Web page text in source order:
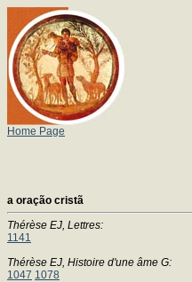
Home Page
a oração cristã
Thérèse EJ, Lettres:
1141
Thérèse EJ, Histoire d'une âme G:
1047 1078